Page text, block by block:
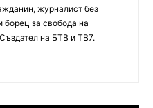
журналист без
борец за свобода на
на БТВ и ТВ7.